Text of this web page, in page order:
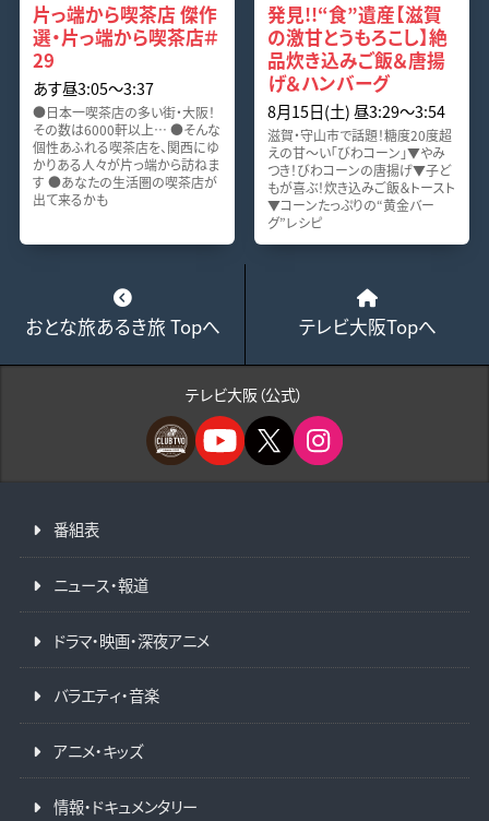
片っ端から喫茶店 傑作
選・片っ端から喫茶店＃
29
あす昼3:05～3:37
●日本一喫茶店の多い街・大阪！
その数は6000軒以上… ●そんな
個性あふれる喫茶店を、関西にゆ
かりある人々が片っ端から訪ねま
す ●あなたの生活圏の喫茶店が
出て来るかも
発見!!“食”遺産【滋賀
の激甘とうもろこし】絶
品炊き込みご飯＆唐揚
げ＆ハンバーグ
8月15日(土) 昼3:29～3:54
滋賀・守山市で話題！糖度20度超
えの甘～い「びわコーン」▼やみ
つき！びわコーンの唐揚げ▼子ど
もが喜ぶ！炊き込みご飯＆トースト
▼コーンたっぷりの“黄金バー
グ”レシピ
おとな旅あるき旅 Topへ テレビ大阪Topへ
テレビ大阪（公式）
番組表
ニュース・報道
ドラマ・映画・深夜アニメ
バラエティ・音楽
アニメ・キッズ
情報・ドキュメンタリー